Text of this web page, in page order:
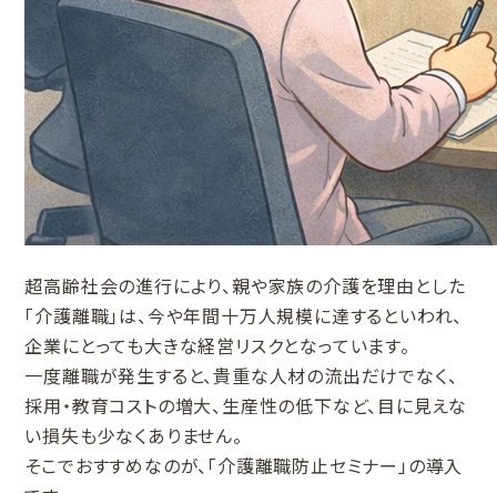
超高齢社会の進行により、親や家族の介護を理由とした
「介護離職」は、今や年間十万人規模に達するといわれ、
企業にとっても大きな経営リスクとなっています。
一度離職が発生すると、貴重な人材の流出だけでなく、
採用・教育コストの増大、生産性の低下など、目に見えな
い損失も少なくありません。
そこでおすすめなのが、「介護離職防止セミナー」の導入